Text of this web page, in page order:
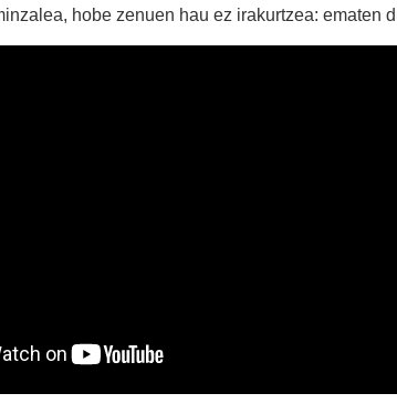
hobe zenuen hau ez irakurtzea: ematen